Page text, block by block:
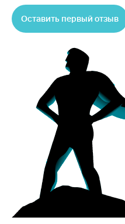
Оставить первый отзыв